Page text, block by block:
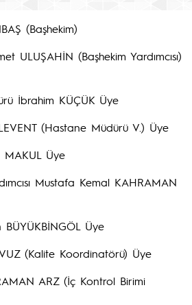
(Başhekim)
ULUŞAHİN (Başhekim Yardımcısı)
İbrahim KÜÇÜK Üye
(Hastane Müdürü V.) Üye
Üye
Mustafa Kemal KAHRAMAN
Üye
(Kalite Koordinatörü) Üye
ARZ (İç Kontrol Birimi